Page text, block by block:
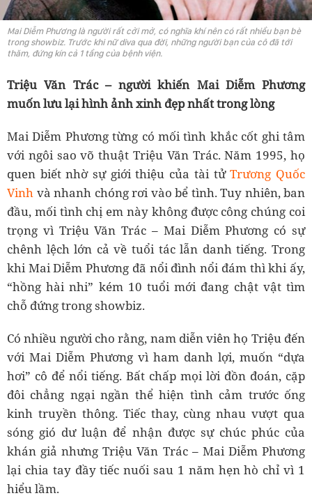
Mai Diễm Phương là người rất cởi mở, có nghĩa khí nên có rất nhiều bạn bè
trong showbiz. Trước khi nữ diva qua đời, những người bạn của cô đã tới
thăm, đứng kín cả 1 tầng của bệnh viện.
Triệu Văn Trác – người khiến Mai Diễm Phương
muốn lưu lại hình ảnh xinh đẹp nhất trong lòng
Mai Diễm Phương từng có mối tình khắc cốt ghi tâm
với ngôi sao võ thuật Triệu Văn Trác. Năm 1995, họ
quen biết nhờ sự giới thiệu của tài tửTrương Quốc
Vinh và nhanh chóng rơi vào bể tình. Tuy nhiên, ban
đầu, mối tình chị em này không được công chúng coi
trọng vì Triệu Văn Trác – Mai Diễm Phương có sự
chênh lệch lớn cả về tuổi tác lẫn danh tiếng. Trong
khi Mai Diễm Phương đã nổi đình nổi đám thì khi ấy,
“hồng hài nhi” kém 10 tuổi mới đang chật vật tìm
chỗ đứng trong showbiz.
Có nhiều người cho rằng, nam diễn viên họ Triệu đến
với Mai Diễm Phương vì ham danh lợi, muốn “dựa
hơi” cô để nổi tiếng. Bất chấp mọi lời đồn đoán, cặp
đôi chẳng ngại ngần thể hiện tình cảm trước ống
kinh truyền thông. Tiếc thay, cùng nhau vượt qua
sóng gió dư luận để nhận được sự chúc phúc của
khán giả nhưng Triệu Văn Trác – Mai Diễm Phương
lại chia tay đầy tiếc nuối sau 1 năm hẹn hò chỉ vì 1
hiểu lầm.